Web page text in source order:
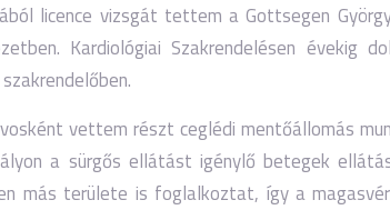
licence vizsgát tettem a Gottsegen
Kardiológiai Szakrendelésen évekig
vettem részt ceglédi mentőállomás
a sürgős ellátást igénylő betegek
más területe is foglalkoztat, így a